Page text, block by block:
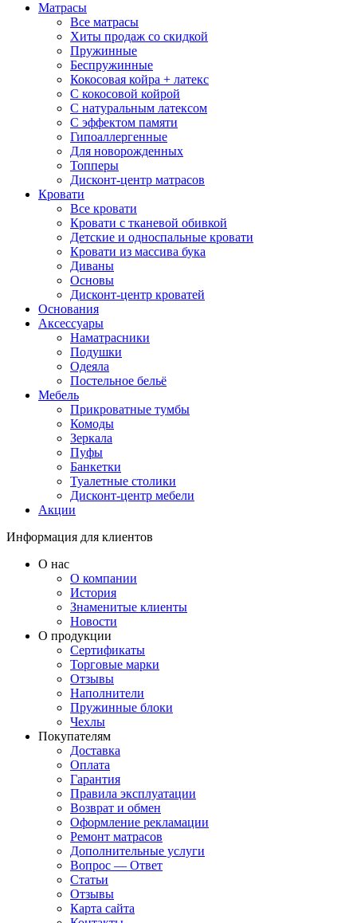
Матрасы
Все матрасы
Хиты продаж со скидкой
Пружинные
Беспружинные
Кокосовая койра + латекс
С кокосовой койрой
С натуральным латексом
С эффектом памяти
Гипоаллергенные
Для новорожденных
Топперы
Дисконт-центр матрасов
Кровати
Все кровати
Кровати с тканевой обивкой
Детские и односпальные кровати
Кровати из массива бука
Диваны
Основы
Дисконт-центр кроватей
Основания
Аксессуары
Наматрасники
Подушки
Одеяла
Постельное бельё
Мебель
Прикроватные тумбы
Комоды
Зеркала
Пуфы
Банкетки
Туалетные столики
Дисконт-центр мебели
Акции
Информация для клиентов
О нас
О компании
История
Знаменитые клиенты
Новости
О продукции
Сертификаты
Торговые марки
Отзывы
Наполнители
Пружинные блоки
Чехлы
Покупателям
Доставка
Оплата
Гарантия
Правила эксплуатации
Возврат и обмен
Оформление рекламации
Ремонт матрасов
Дополнительные услуги
Вопрос — Ответ
Статьи
Отзывы
Карта сайта